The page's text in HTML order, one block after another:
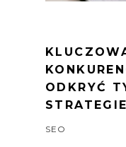
ODKRYĆ
STRATEGIE
SEO